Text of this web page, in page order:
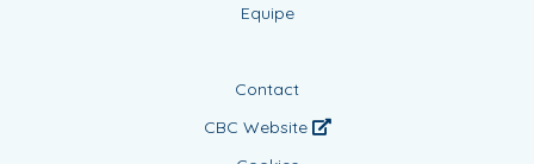
Equipe
Contact
CBC Website